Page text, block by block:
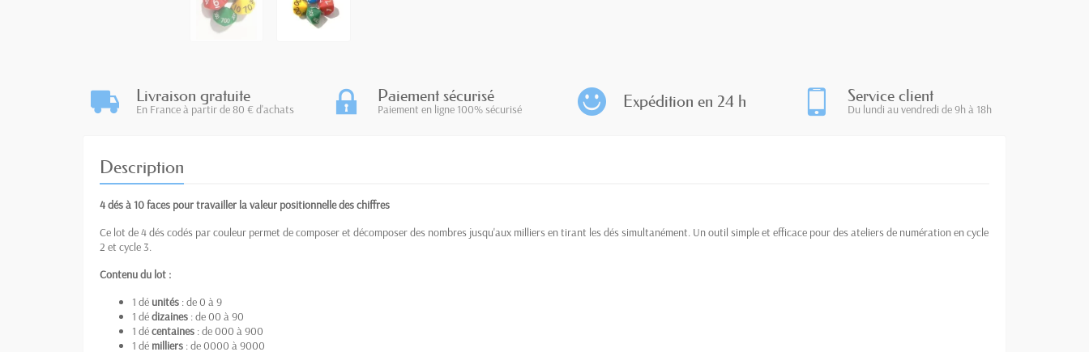
Livraison gratuite
En France à partir de 80 € d'achats
Paiement sécurisé
Paiement en ligne 100% sécurisé Expédition en 24 h Service client
Du lundi au vendredi de 9h à 18h
Description
4 dés à 10 faces pour travailler la valeur positionnelle des chiffres
Ce lot de 4 dés codés par couleur permet de composer et décomposer des nombres jusqu'aux milliers en tirant les dés simultanément. Un outil simple et efficace pour des ateliers de numération en cycle
2 et cycle 3.
Contenu du lot :
1 dé unités : de 0 à 9
1 dédizaines : de 00 à 90
1 décentaines : de 000 à 900
1 dé milliers : de 0000 à 9000